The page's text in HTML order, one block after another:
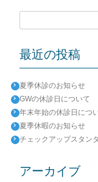
最近の投稿
夏季休診のお知らせ
GWの休診日について
年末年始の休診日につ
夏季休暇のお知らせ
チェックアップスタン
アーカイブ